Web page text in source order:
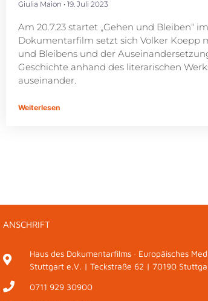
Giulia Maion 19. Juli 2023
Am 20.7.23 startet „Gehen und Bleiben“
Dokumentarfilm setzt sich Volker Koepp
und Bleibens und der
Geschichte anhand des literarischen
auseinander.
Weiterlesen
ANSCHRIFT
Haus des Dokumentarfilms · Europäisches
Stuttgart e.V. | Teckstraße 62 | 70190
0711 929 30900